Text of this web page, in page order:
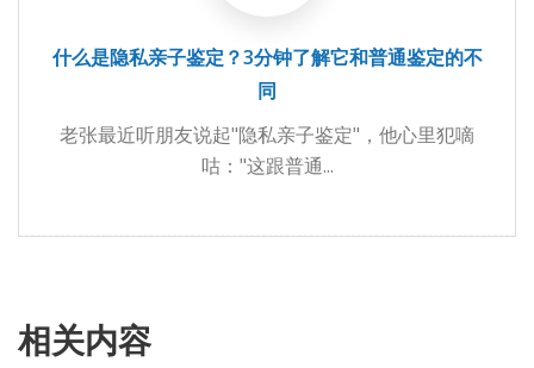
什么是隐私亲子鉴定？3分钟了解它和普通鉴定的不
同
老张最近听朋友说起"隐私亲子鉴定"，他心里犯嘀
咕："这跟普通...
相关内容